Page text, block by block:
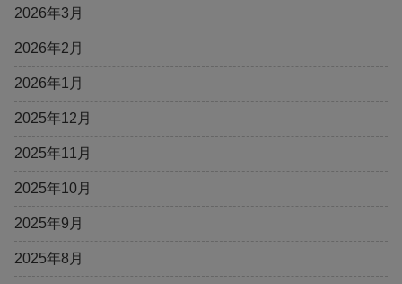
2026年3月
2026年2月
2026年1月
2025年12月
2025年11月
2025年10月
2025年9月
2025年8月